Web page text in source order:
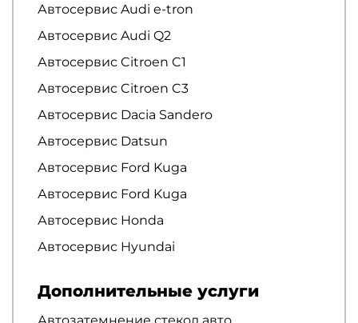
Автосервис Audi e-tron
Автосервис Audi Q2
Автосервис Citroen C1
Автосервис Citroen C3
Автосервис Dacia Sandero
Автосервис Datsun
Автосервис Ford Kuga
Автосервис Ford Kuga
Автосервис Honda
Автосервис Hyundai
Дополнительные услуги
Автозатемнение стекол авто